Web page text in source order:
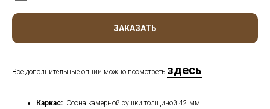
ЗАКАЗАТЬ
Все дополнительные опции можно посмотреть здесь.
Каркас: Сосна камерной сушки толщиной 42 мм.